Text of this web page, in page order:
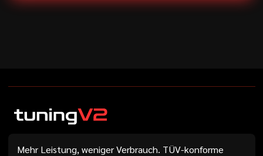
Mehr Leistung, weniger Verbrauch. TÜV-konforme